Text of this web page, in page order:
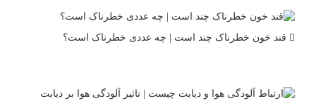
قند خون خطرناک چند است | چه عددی خطرناک است؟